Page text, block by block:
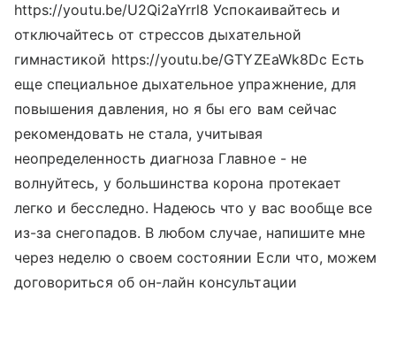
https://youtu.be/U2Qi2aYrrl8 Успокаивайтесь и
отключайтесь от стрессов дыхательной
гимнастикой https://youtu.be/GTYZEaWk8Dc Есть
еще специальное дыхательное упражнение, для
повышения давления, но я бы его вам сейчас
рекомендовать не стала, учитывая
неопределенность диагноза Главное - не
волнуйтесь, у большинства корона протекает
легко и бесследно. Надеюсь что у вас вообще все
из-за снегопадов. В любом случае, напишите мне
через неделю о своем состоянии Если что, можем
договориться об он-лайн консультации